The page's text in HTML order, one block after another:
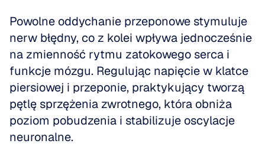
Powolne oddychanie przeponowe stymuluje
nerw błędny, co z kolei wpływa jednocześnie
na zmienność rytmu zatokowego serca i
funkcje mózgu. Regulując napięcie w klatce
piersiowej i przeponie, praktykujący tworzą
pętlę sprzężenia zwrotnego, która obniża
poziom pobudzenia i stabilizuje oscylacje
neuronalne.